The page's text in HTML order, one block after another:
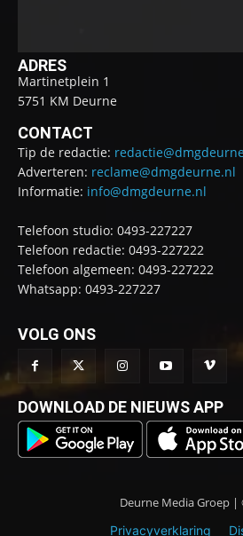
ADRES
Martinetplein 1
5751 KM Deurne
CONTACT
Tip de redactie:
Adverteren: reclame@dmgdeurne.nl
Informatie: info@dmgdeurne.nl
Telefoon studio: 0493-227227
Telefoon redactie: 0493-227222
Telefoon algemeen: 0493-227222
Whatsapp: 0493-227227
VOLG ONS
DOWNLOAD DE NIEUWS APP
Deurne Media Groep |
Privacyverklaring